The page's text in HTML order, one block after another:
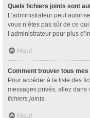
Quels fichiers joints sont
L’administrateur peut
vous n’êtes pas sûr de ce
l’administrateur pour plus
Haut
Comment trouver tous
Pour accéder à la liste des
messages privés, allez dans
fichiers joints.
Haut